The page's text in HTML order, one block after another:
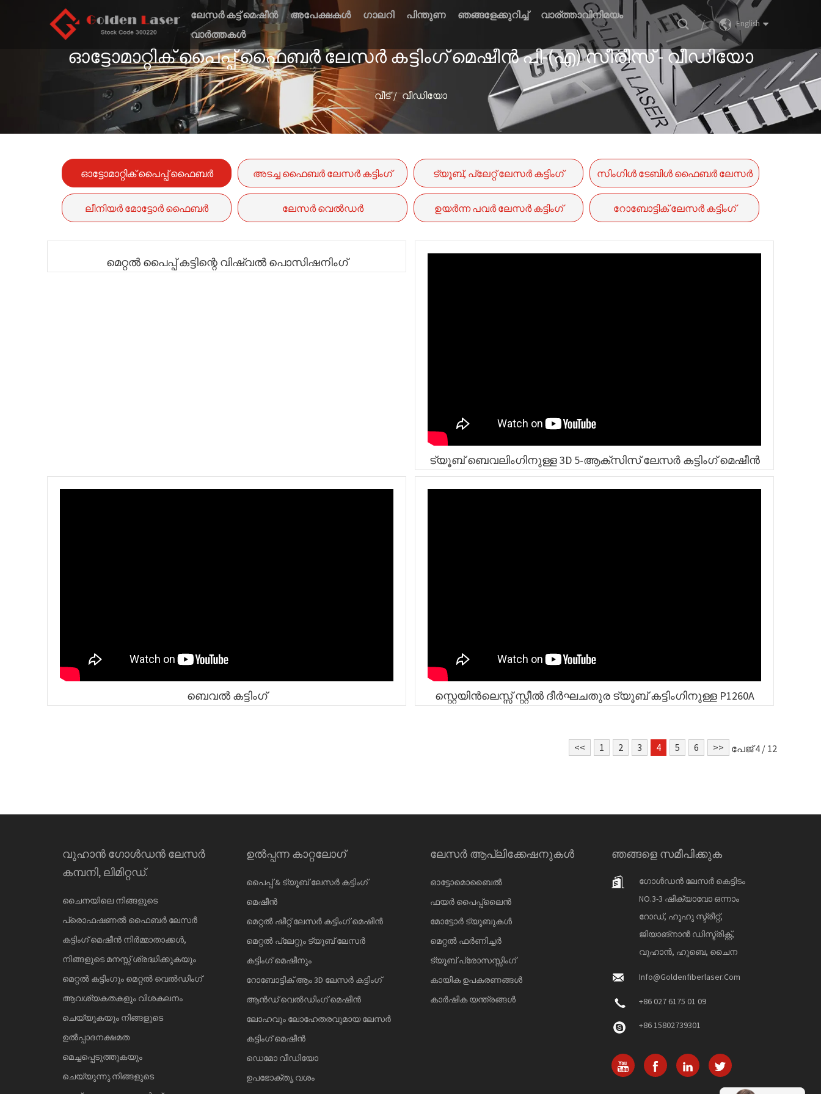
ലേസർ കട്ട് മെഷീൻ അപേക്ഷകൾ ഗാലറി പിന്തുണ ഞങ്ങളേക്കുറിച്ച്
വാര്ത്താവിനിമയം
വാർത്തകൾ
/ English
ഓട്ടോമാറ്റിക് പൈപ്പ് ഫൈബർ ലേസർ കട്ടിംഗ് മെഷീൻ പി-(എ) സീരീസ് - വീഡിയോ
വീട് വീഡിയോ
ഓട്ടോമാറ്റിക് പൈപ്പ് ഫൈബർ
ലേസർ കട്ടിംഗ് മെഷീൻ പി-(എ)
അടച്ച ഫൈബർ ലേസർ കട്ടിംഗ്
മെഷീൻ
ട്യൂബ്, പ്ലേറ്റ് ലേസർ കട്ടിംഗ്
മെഷീൻ
സിംഗിൾ ടേബിൾ ഫൈബർ ലേസർ
കട്ട് മെഷീൻ GF സീരീസ്
ലീനിയർ മോട്ടോർ ഫൈബർ ലേസർ വെൽഡർ ഉയർന്ന പവർ ലേസർ കട്ടിംഗ് റോബോട്ടിക് ലേസർ കട്ടിംഗ്
മെറ്റൽ പൈപ്പ് കട്ടിന്റെ വിഷ്വൽ പൊസിഷനിംഗ്
ട്യൂബ് ബെവലിംഗിനുള്ള 3D 5-ആക്സിസ് ലേസർ കട്ടിംഗ് മെഷീൻ
ബെവൽ കട്ടിംഗ് സ്റ്റെയിൻലെസ്സ് സ്റ്റീൽ ദീർഘചതുര ട്യൂബ് കട്ടിംഗിനുള്ള P1260A
<< 1 2 3 4 5 6 >> പേജ് 4 / 12
വുഹാൻ ഗോൾഡൻ ലേസർ
കമ്പനി, ലിമിറ്റഡ്.
ചൈനയിലെ നിങ്ങളുടെ
പ്രൊഫഷണൽ ഫൈബർ ലേസർ
കട്ടിംഗ് മെഷീൻ നിർമ്മാതാക്കൾ,
നിങ്ങളുടെ മനസ്സ് ശ്രദ്ധിക്കുകയും
മെറ്റൽ കട്ടിംഗും മെറ്റൽ വെൽഡിംഗ്
ആവശ്യകതകളും വിശകലനം
ചെയ്യുകയും നിങ്ങളുടെ
ഉൽപ്പാദനക്ഷമത
മെച്ചപ്പെടുത്തുകയും
ചെയ്യുന്നു.നിങ്ങളുടെ
ഉൽപ്പന്ന കാറ്റലോഗ്
പൈപ്പ് & ട്യൂബ് ലേസർ കട്ടിംഗ്
മെഷീൻ
മെറ്റൽ ഷീറ്റ് ലേസർ കട്ടിംഗ് മെഷീൻ
മെറ്റൽ പ്ലേറ്റും ട്യൂബ് ലേസർ
കട്ടിംഗ് മെഷീനും
റോബോട്ടിക് ആം 3D ലേസർ കട്ടിംഗ്
ആൻഡ് വെൽഡിംഗ് മെഷീൻ
ലോഹവും ലോഹേതരവുമായ ലേസർ
കട്ടിംഗ് മെഷീൻ
ഡെമോ വീഡിയോ
ഉപഭോക്തൃ വശം
ലേസർ ആപ്ലിക്കേഷനുകൾ
ഓട്ടോമൊബൈൽ
ഫയർ പൈപ്പ്‌ലൈൻ
മോട്ടോർ ട്യൂബുകൾ
മെറ്റൽ ഫർണിച്ചർ
ട്യൂബ് പ്രോസസ്സിംഗ്
കായിക ഉപകരണങ്ങൾ
കാർഷിക യന്ത്രങ്ങൾ
ഞങ്ങളെ സമീപിക്കുക
ഗോൾഡൻ ലേസർ കെട്ടിടം
NO.3-3 ഷിക്യാവോ ഒന്നാം
റോഡ്, ഹൂഹു സ്ട്രീറ്റ്,
ജിയാങ്‌നാൻ ഡിസ്ട്രിക്റ്റ്,
വുഹാൻ, ഹുബെ, ചൈന
Info@goldenfiberlaser.com
+86 027 6175 01 09
+86 15802739301